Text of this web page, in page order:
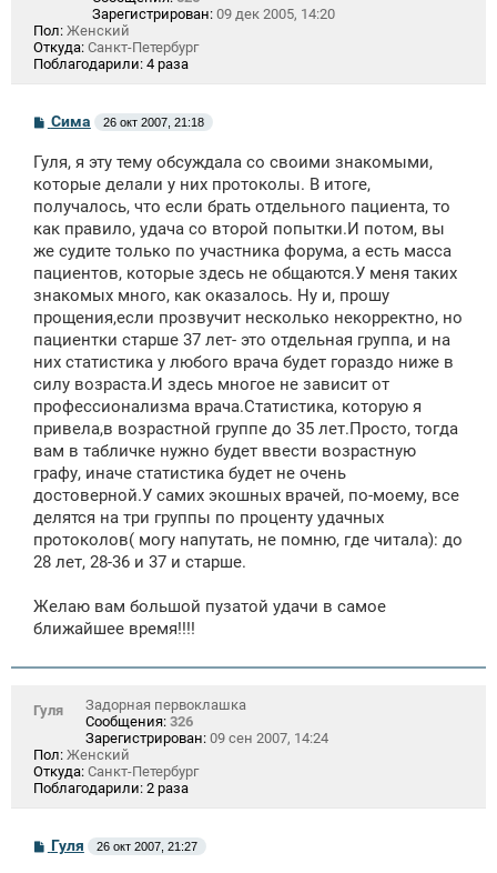
Зарегистрирован: 09 дек 2005, 14:20
Пол: Женский
Откуда: Санкт-Петербург
Поблагодарили: 4 раза
С
б
щ
н
и
Сима 26 окт 2007, 21:18
Гуля, я эту тему обсуждала со своими знакомыми,
которые делали у них протоколы. В итоге,
получалось, что если брать отдельного пациента, то
как правило, удача со второй попытки.И потом, вы
же судите только по участника форума, а есть масса
пациентов, которые здесь не общаются.У меня таких
знакомых много, как оказалось. Ну и, прошу
прощения,если прозвучит несколько некорректно, но
пациентки старше 37 лет- это отдельная группа, и на
них статистика у любого врача будет гораздо ниже в
силу возраста.И здесь многое не зависит от
профессионализма врача.Статистика, которую я
привела,в возрастной группе до 35 лет.Просто, тогда
вам в табличке нужно будет ввести возрастную
графу, иначе статистика будет не очень
достоверной.У самих экошных врачей, по-моему, все
делятся на три группы по проценту удачных
протоколов( могу напутать, не помню, где читала): до
28 лет, 28-36 и 37 и старше.
Желаю вам большой пузатой удачи в самое
ближайшее время!!!!
Гуля
Задорная первоклашка
Сообщения: 326
Зарегистрирован: 09 сен 2007, 14:24
Пол: Женский
Откуда: Санкт-Петербург
Поблагодарили: 2 раза
СГуля 26 окт 2007, 21:27